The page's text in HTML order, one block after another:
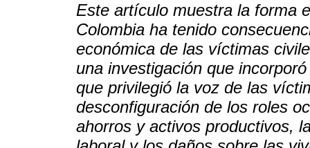
Este artículo muestra la forma
Colombia ha tenido
económica de las víctimas
una investigación que
que privilegió la voz de las
desconfiguración de los roles
ahorros y activos productivos,